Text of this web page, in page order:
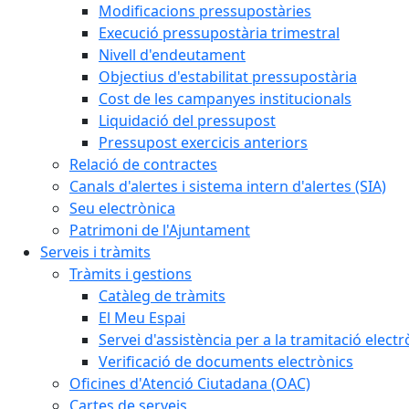
Modificacions pressupostàries
Execució pressupostària trimestral
Nivell d'endeutament
Objectius d'estabilitat pressupostària
Cost de les campanyes institucionals
Liquidació del pressupost
Pressupost exercicis anteriors
Relació de contractes
Canals d'alertes i sistema intern d'alertes (SIA)
Seu electrònica
Patrimoni de l'Ajuntament
Serveis i tràmits
Tràmits i gestions
Catàleg de tràmits
El Meu Espai
Servei d'assistència per a la tramitació
Verificació de documents electrònics
Oficines d'Atenció Ciutadana (OAC)